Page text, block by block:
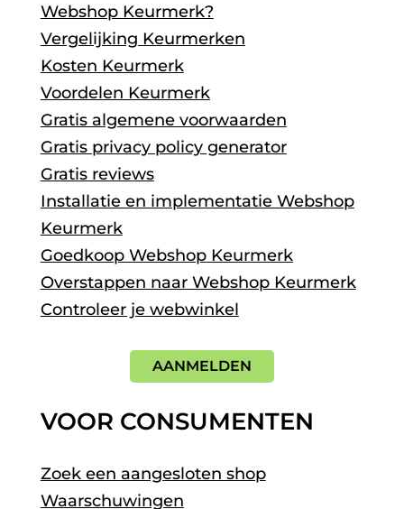
Webshop Keurmerk?
Vergelijking Keurmerken
Kosten Keurmerk
Voordelen Keurmerk
Gratis algemene voorwaarden
Gratis privacy policy generator
Gratis reviews
Installatie en implementatie Webshop
Keurmerk
Goedkoop Webshop Keurmerk
Overstappen naar Webshop Keurmerk
Controleer je webwinkel
AANMELDEN
VOOR CONSUMENTEN
Zoek een aangesloten shop
Waarschuwingen